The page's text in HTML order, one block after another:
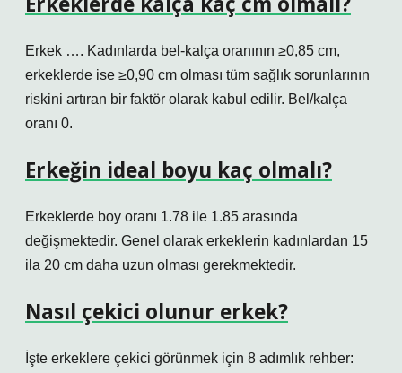
Erkek …. Kadınlarda bel-kalça oranının ≥0,85 cm,
erkeklerde ise ≥0,90 cm olması tüm sağlık sorunlarının
riskini artıran bir faktör olarak kabul edilir. Bel/kalça
oranı 0.
Erkeğin ideal boyu kaç olmalı?
Erkeklerde boy oranı 1.78 ile 1.85 arasında
değişmektedir. Genel olarak erkeklerin kadınlardan 15
ila 20 cm daha uzun olması gerekmektedir.
Nasıl çekici olunur erkek?
İşte erkeklere çekici görünmek için 8 adımlık rehber: